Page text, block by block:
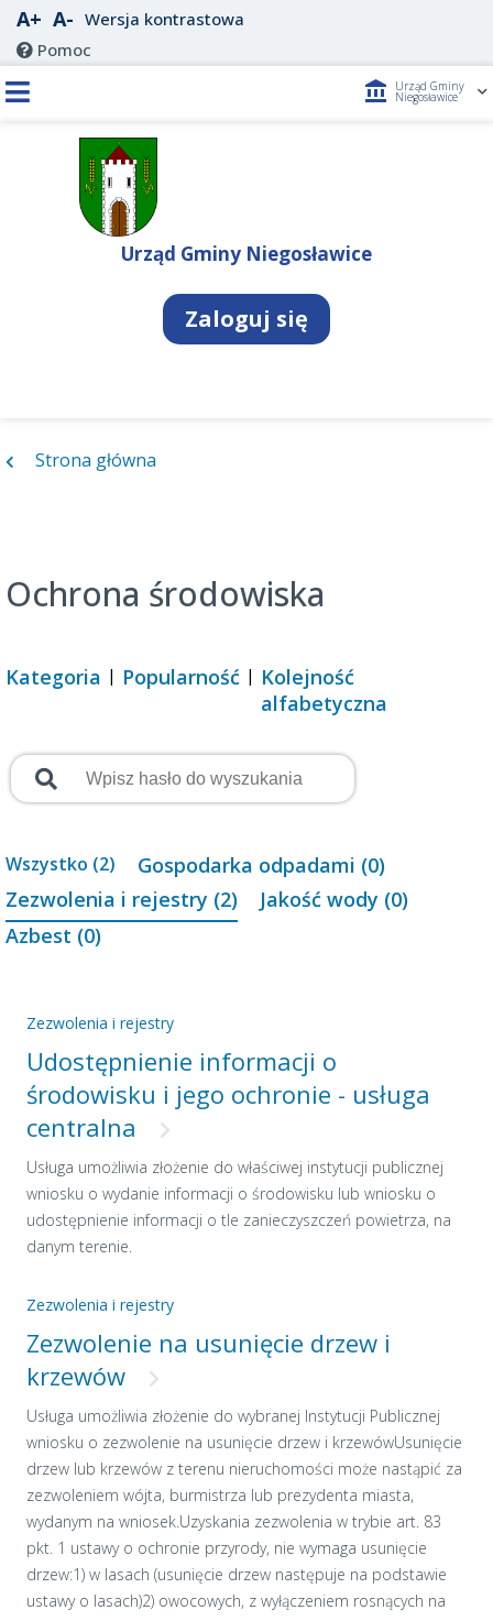
A+ A- Wersja kontrastowa
Pomoc
account_balance Urząd Gminy
Niegosławice
Urząd Gminy Niegosławice
Zaloguj się
Strona główna
Ochrona środowiska
Kategoria Popularność
Kolejność
alfabetyczna
Wszystko (2)
Gospodarka odpadami (0)
Zezwolenia i rejestry (2)
Jakość wody (0)
Azbest (0)
Zezwolenia i rejestry
Udostępnienie informacji o
środowisku i jego ochronie - usługa
centralna
Usługa umożliwia złożenie do właściwej instytucji publicznej
wniosku o wydanie informacji o środowisku lub wniosku o
udostępnienie informacji o tle zanieczyszczeń powietrza, na
danym terenie.
Zezwolenia i rejestry
Zezwolenie na usunięcie drzew i
krzewów
Usługa umożliwia złożenie do wybranej Instytucji Publicznej
wniosku o zezwolenie na usunięcie drzew i krzewówUsunięcie
drzew lub krzewów z terenu nieruchomości może nastąpić za
zezwoleniem wójta, burmistrza lub prezydenta miasta,
wydanym na wniosek.Uzyskania zezwolenia w trybie art. 83
pkt. 1 ustawy o ochronie przyrody, nie wymaga usunięcie
drzew:1) w lasach (usunięcie drzew następuje na podstawie
ustawy o lasach)2) owocowych, z wyłączeniem rosnących na